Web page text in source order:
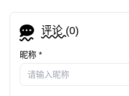
评论 (0)
昵称 *